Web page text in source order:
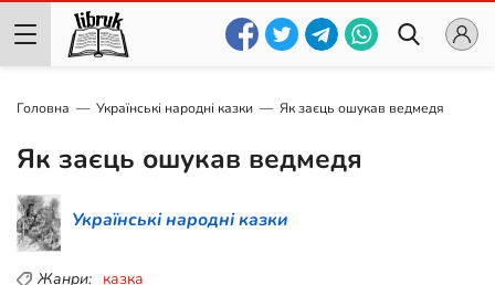
Головна Українські народні казки Як заєць ошукав ведмедя
Як заєць ошукав ведмедя
Українські народні казки
Жанри: казка